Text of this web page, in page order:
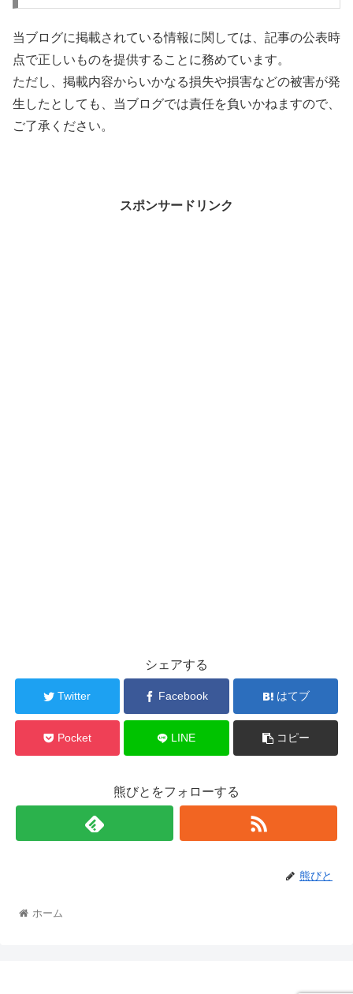
当ブログに掲載されている情報に関しては、記事の公表時
点で正しいものを提供することに務めています。
ただし、掲載内容からいかなる損失や損害などの被害が発
生したとしても、当ブログでは責任を負いかねますので、
ご了承ください。
スポンサードリンク
シェアする
Twitter Facebook はてブ
Pocket LINE コピー
熊びとをフォローする
熊びと
ホーム